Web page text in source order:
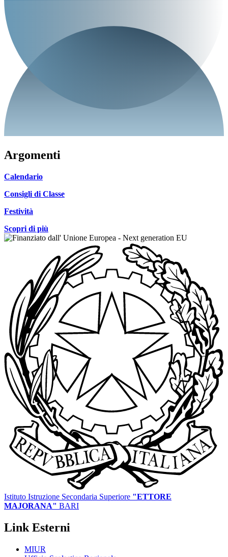
Argomenti
Calendario
Consigli di Classe
Festività
Scopri di più
Istituto Istruzione Secondaria Superiore "ETTORE
MAJORANA" BARI
Link Esterni
MIUR